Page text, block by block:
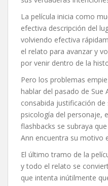
La película inicia como
efectiva descripción del
volviendo efectiva
el relato para avanzar y
por venir dentro de la
Pero los problemas
hablar del pasado de Sue
consabida justificación
psicología del personaje,
flashbacks se subraya
Ann encuentra su motivo
El último tramo de la
y todo el relato se
que intenta inútilmente